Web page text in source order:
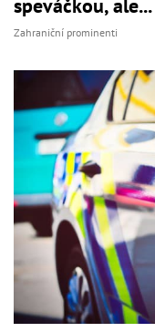
speváčkou,
Zahraniční prominenti